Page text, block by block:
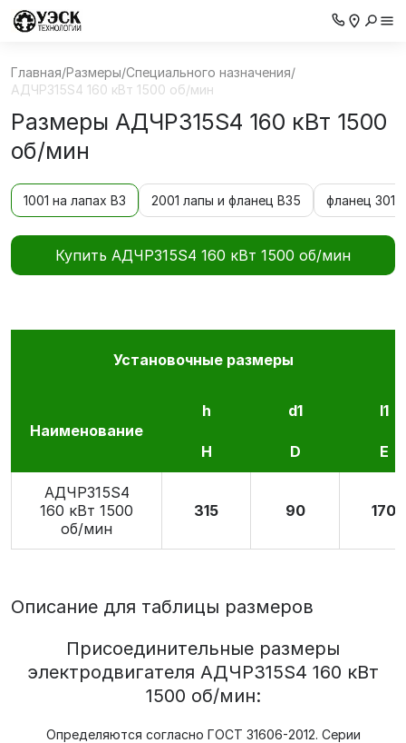
Главная/Размеры/Специального назначения/
АДЧР315S4 160 кВт 1500 об/мин
Размеры АДЧР315S4 160 кВт 1500
об/мин
Купить АДЧР315S4 160 кВт 1500 об/мин
1001 на лапах В3 2001 лапы и фланец В35 фланец 3011
Установочные размеры
Наименование
h d1 l1
H D E
АДЧР315S4
160 кВт 1500
об/мин
315 90 170
Описание для таблицы размеров
Присоединительные размеры
электродвигателя АДЧР315S4 160 кВт
1500 об/мин:
Определяются согласно ГОСТ 31606-2012. Серии